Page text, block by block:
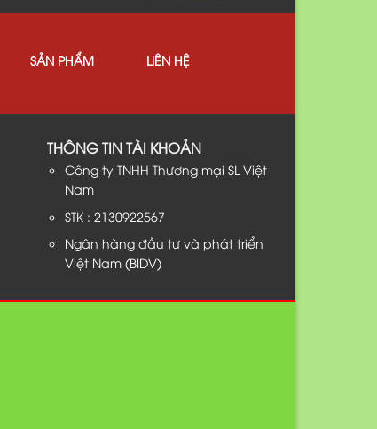
SẢN PHẨM LIÊN HỆ
THÔNG TIN TÀI KHOẢN
Công ty TNHH Thương mại SL Việt
Nam
STK : 2130922567
Ngân hàng đầu tư và phát triển
Việt Nam (BIDV)